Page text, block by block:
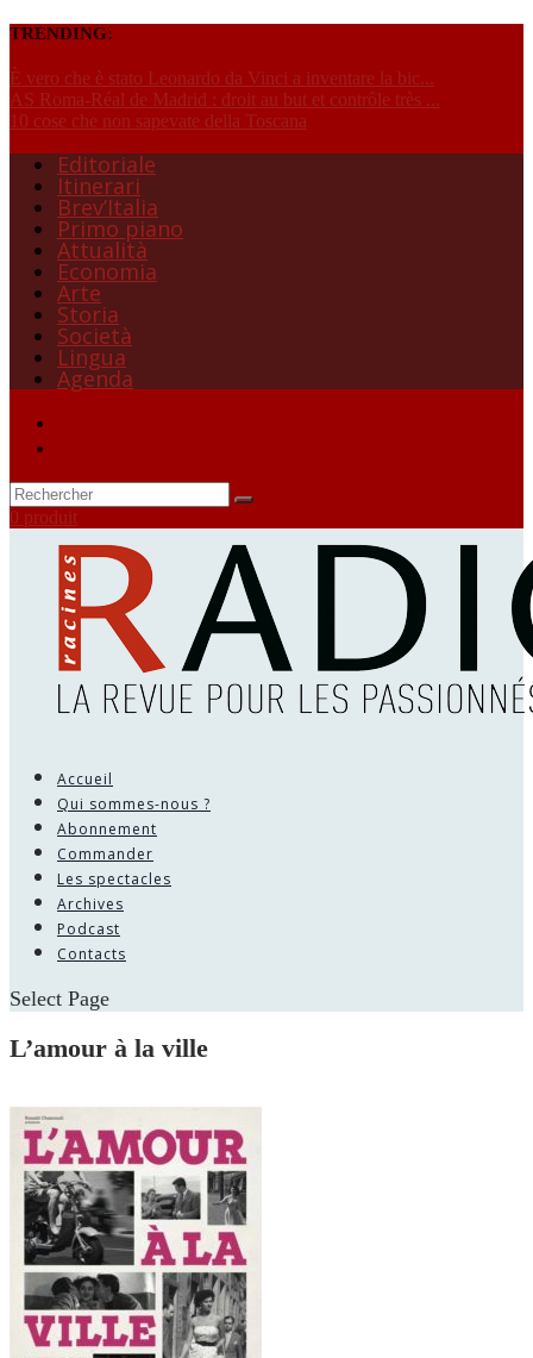
TRENDING:
È vero che è stato Leonardo da Vinci a inventare la bic...
AS Roma-Réal de Madrid : droit au but et contrôle très ...
10 cose che non sapevate della Toscana
Editoriale
Itinerari
Brev’Italia
Primo piano
Attualità
Economia
Arte
Storia
Società
Lingua
Agenda
0 produit
Accueil
Qui sommes-nous ?
Abonnement
Commander
Les spectacles
Archives
Podcast
Contacts
Select Page
L’amour à la ville